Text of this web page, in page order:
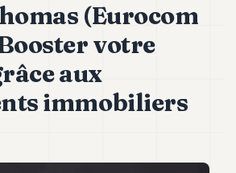
(Eurocom
votre
aux
immobiliers